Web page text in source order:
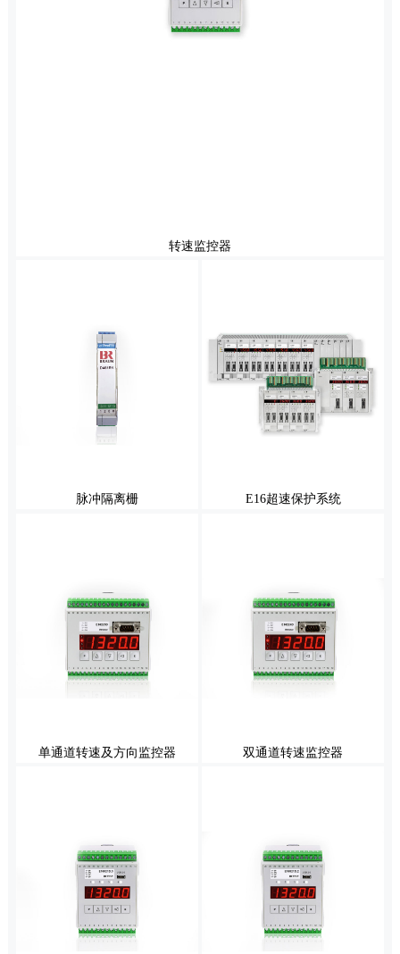
转速监控器
脉冲隔离栅 E16超速保护系统
单通道转速及方向监控器 双通道转速监控器